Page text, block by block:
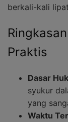
berkali-kali
Praktis
Dasar
syukur
yang
Waktu